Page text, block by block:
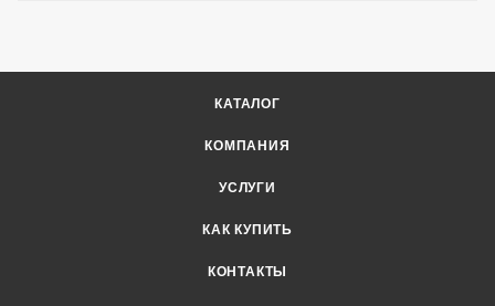
КАТАЛОГ
КОМПАНИЯ
УСЛУГИ
КАК КУПИТЬ
КОНТАКТЫ